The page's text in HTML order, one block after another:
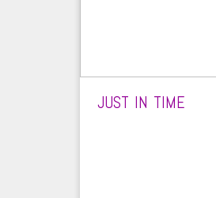
JUST IN TIME